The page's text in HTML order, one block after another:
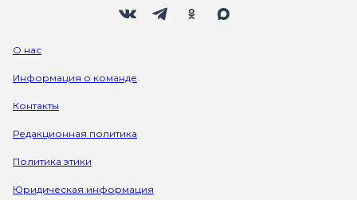
О нас
Информация о команде
Контакты
Редакционная политика
Политика этики
Юридическая информация